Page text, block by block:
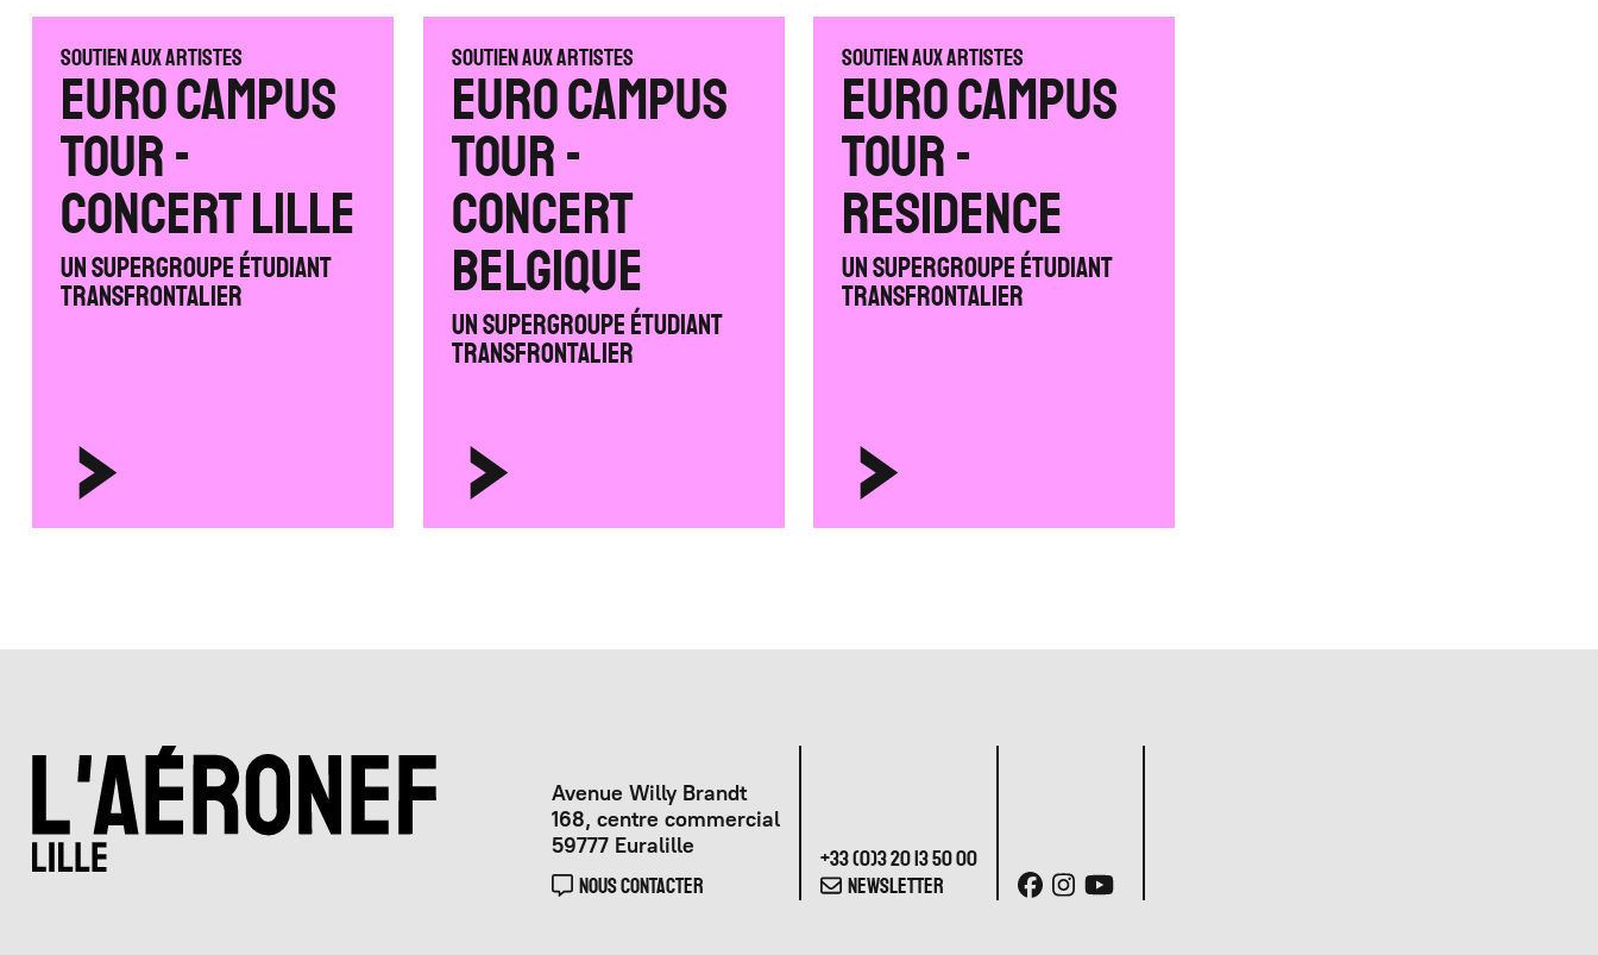
Soutien aux artistes
Euro Campus
Tour -
CONCERT LILLE
Un supergroupe étudiant
transfrontalier
Soutien aux artistes
Euro Campus
Tour -
CONCERT
BELGIQUE
Un supergroupe étudiant
transfrontalier
Soutien aux artistes
Euro Campus
Tour -
RESIDENCE
Un supergroupe étudiant
transfrontalier
Avenue Willy Brandt
168, centre commercial
59777 Euralille
NOUS CONTACTER
+33 (0)3 20 13 50 00
NEWSLETTER